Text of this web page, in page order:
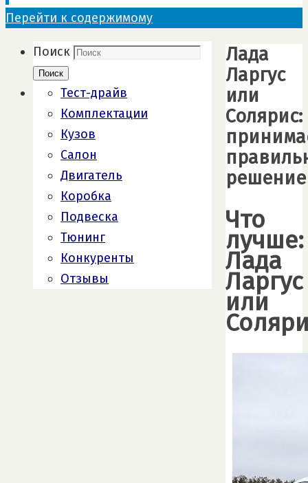
Перейти к содержимому
Лада
Ларгус
или
Солярис:
решение
Что
лучше:
Лада
Ларгус
или
Поиск
Поиск
Тест-драйв
Комплектации
Кузов
Салон
Двигатель
Коробка
Подвеска
Тюнинг
Конкуренты
Отзывы